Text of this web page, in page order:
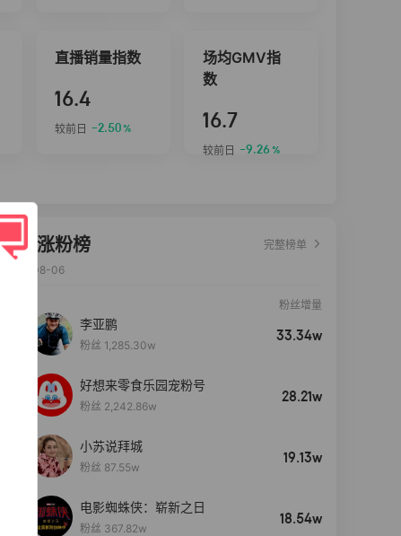
直播销量指数
16.4
较前日 -2.50%
场均GMV指
数
16.7
较前日 -9.26 %
达人涨粉榜
完整榜单
2026-08-06
粉丝增量
李亚鹏
粉丝 1,285.30w
33.34w
好想来零食乐园宠粉号
粉丝 2,242.86w
28.21w
小苏说拜城
粉丝 87.55w
19.13w
电影蜘蛛侠：崭新之日
粉丝 367.82w
18.54w